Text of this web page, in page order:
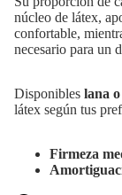
núcleo de látex,
confortable,
necesario para un
Disponibles lana
látex según tus
Firmeza